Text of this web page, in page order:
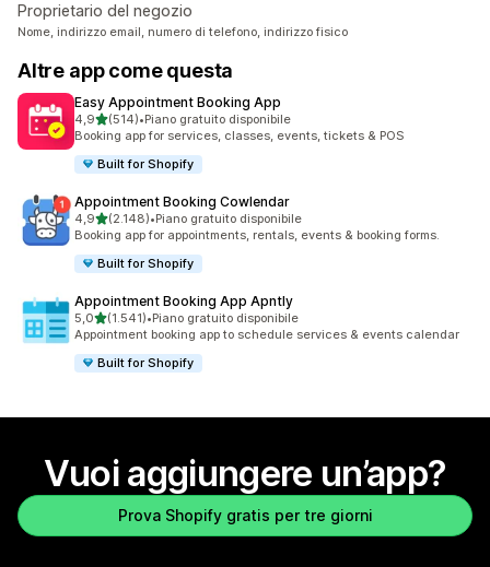
Proprietario del negozio
Nome, indirizzo email, numero di telefono, indirizzo fisico
Altre app come questa
Easy Appointment Booking App
4,9stelle su 5
(514)
514 recensioni totali
•Piano gratuito disponibile
Booking app for services, classes, events, tickets & POS
Built for Shopify
Appointment Booking Cowlendar
4,9stelle su 5
(2.148)
2148 recensioni totali
•Piano gratuito disponibile
Booking app for appointments, rentals, events & booking forms.
Built for Shopify
Appointment Booking App Apntly
5,0stelle su 5
(1.541)
1541 recensioni totali
•Piano gratuito disponibile
Appointment booking app to schedule services & events calendar
Built for Shopify
Vuoi aggiungere un’app?
Prova Shopify gratis per tre giorni